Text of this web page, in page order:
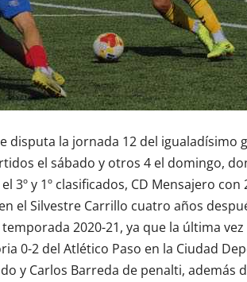
disputa la jornada 12 del igualadísimo
el sábado y otros 4 el domingo,
3º y 1º clasificados, CD Mensajero
el Silvestre Carrillo cuatro años
2020-21, ya que la última
0-2 del Atlético Paso en la Ciudad
y Carlos Barreda de penalti, además